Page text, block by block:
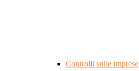
Controlli sulle imprese